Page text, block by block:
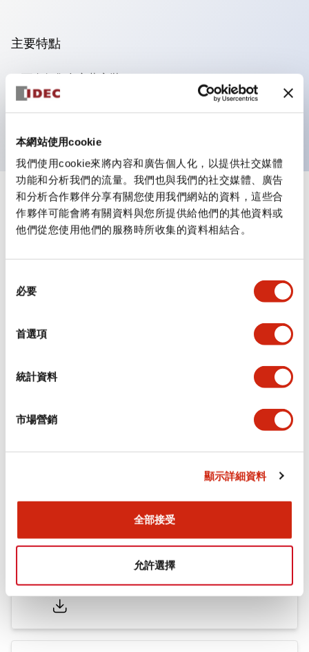
本網站使用cookie
我們使用cookie來將內容和廣告個人化，以提供社交媒體
功能和分析我們的流量。我們也與我們的社交媒體、廣告
和分析合作夥伴分享有關您使用我們網站的資料，這些合
作夥伴可能會將有關資料與您所提供給他們的其他資料或
他們從您使用他們的服務時所收集的資料相結合。
必要
首選項
統計資料
市場營銷
顯示詳細資料
全部接受
允許選擇
主要特點
可進行集合密著安裝
附鎖選擇開關採用高安全性的彈子鎖結構
規格 顯示全部
審美規範
安裝和安裝規範
認證與標準
Flush Silhouette LW系列 控制元件 (英文版)
2025/09/19.PDF1.23MB